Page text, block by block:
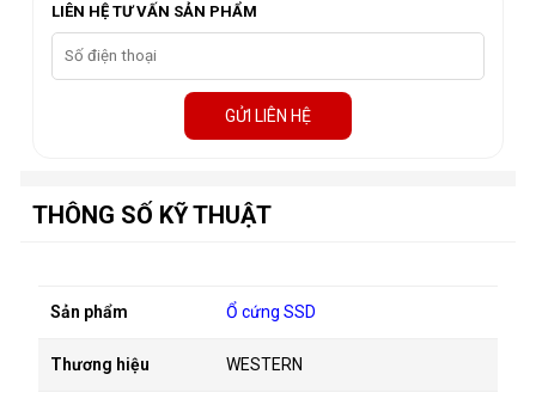
LIÊN HỆ TƯ VẤN SẢN PHẨM
GỬI LIÊN HỆ
THÔNG SỐ KỸ THUẬT
Sản phẩm Ổ cứng SSD
Thương hiệu WESTERN